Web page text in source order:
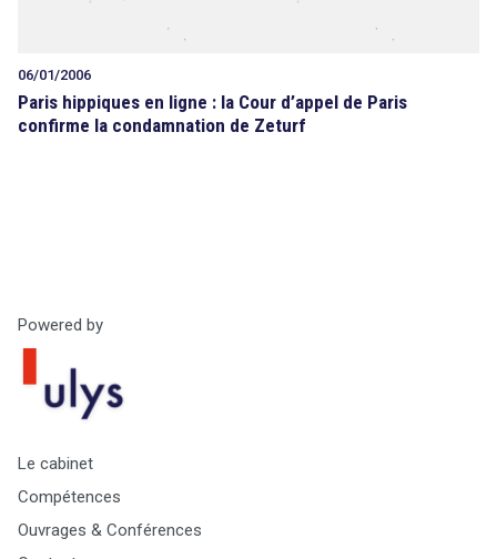
06/01/2006
Paris hippiques en ligne : la Cour d’appel de Paris
confirme la condamnation de Zeturf
Powered by
Le cabinet
Compétences
Ouvrages & Conférences